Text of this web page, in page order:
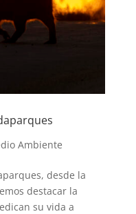
Ambiente
desde la
destacar la
su vida a